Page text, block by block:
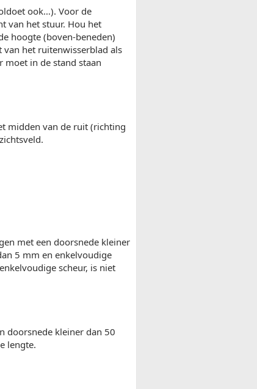
ook…). Voor de
van het stuur. Hou het
hoogte (boven-beneden)
het ruitenwisserblad als
moet in de stand staan
midden van de ruit (richting
met een doorsnede kleiner
5 mm en enkelvoudige
scheur, is niet
doorsnede kleiner dan 50
lengte.